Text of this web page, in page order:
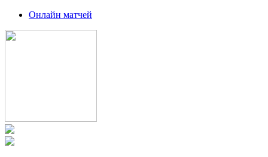
Онлайн матчей